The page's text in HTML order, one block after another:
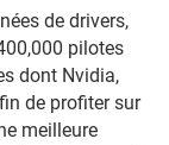
de drivers,
pilotes
dont Nvidia,
de profiter sur
meilleure